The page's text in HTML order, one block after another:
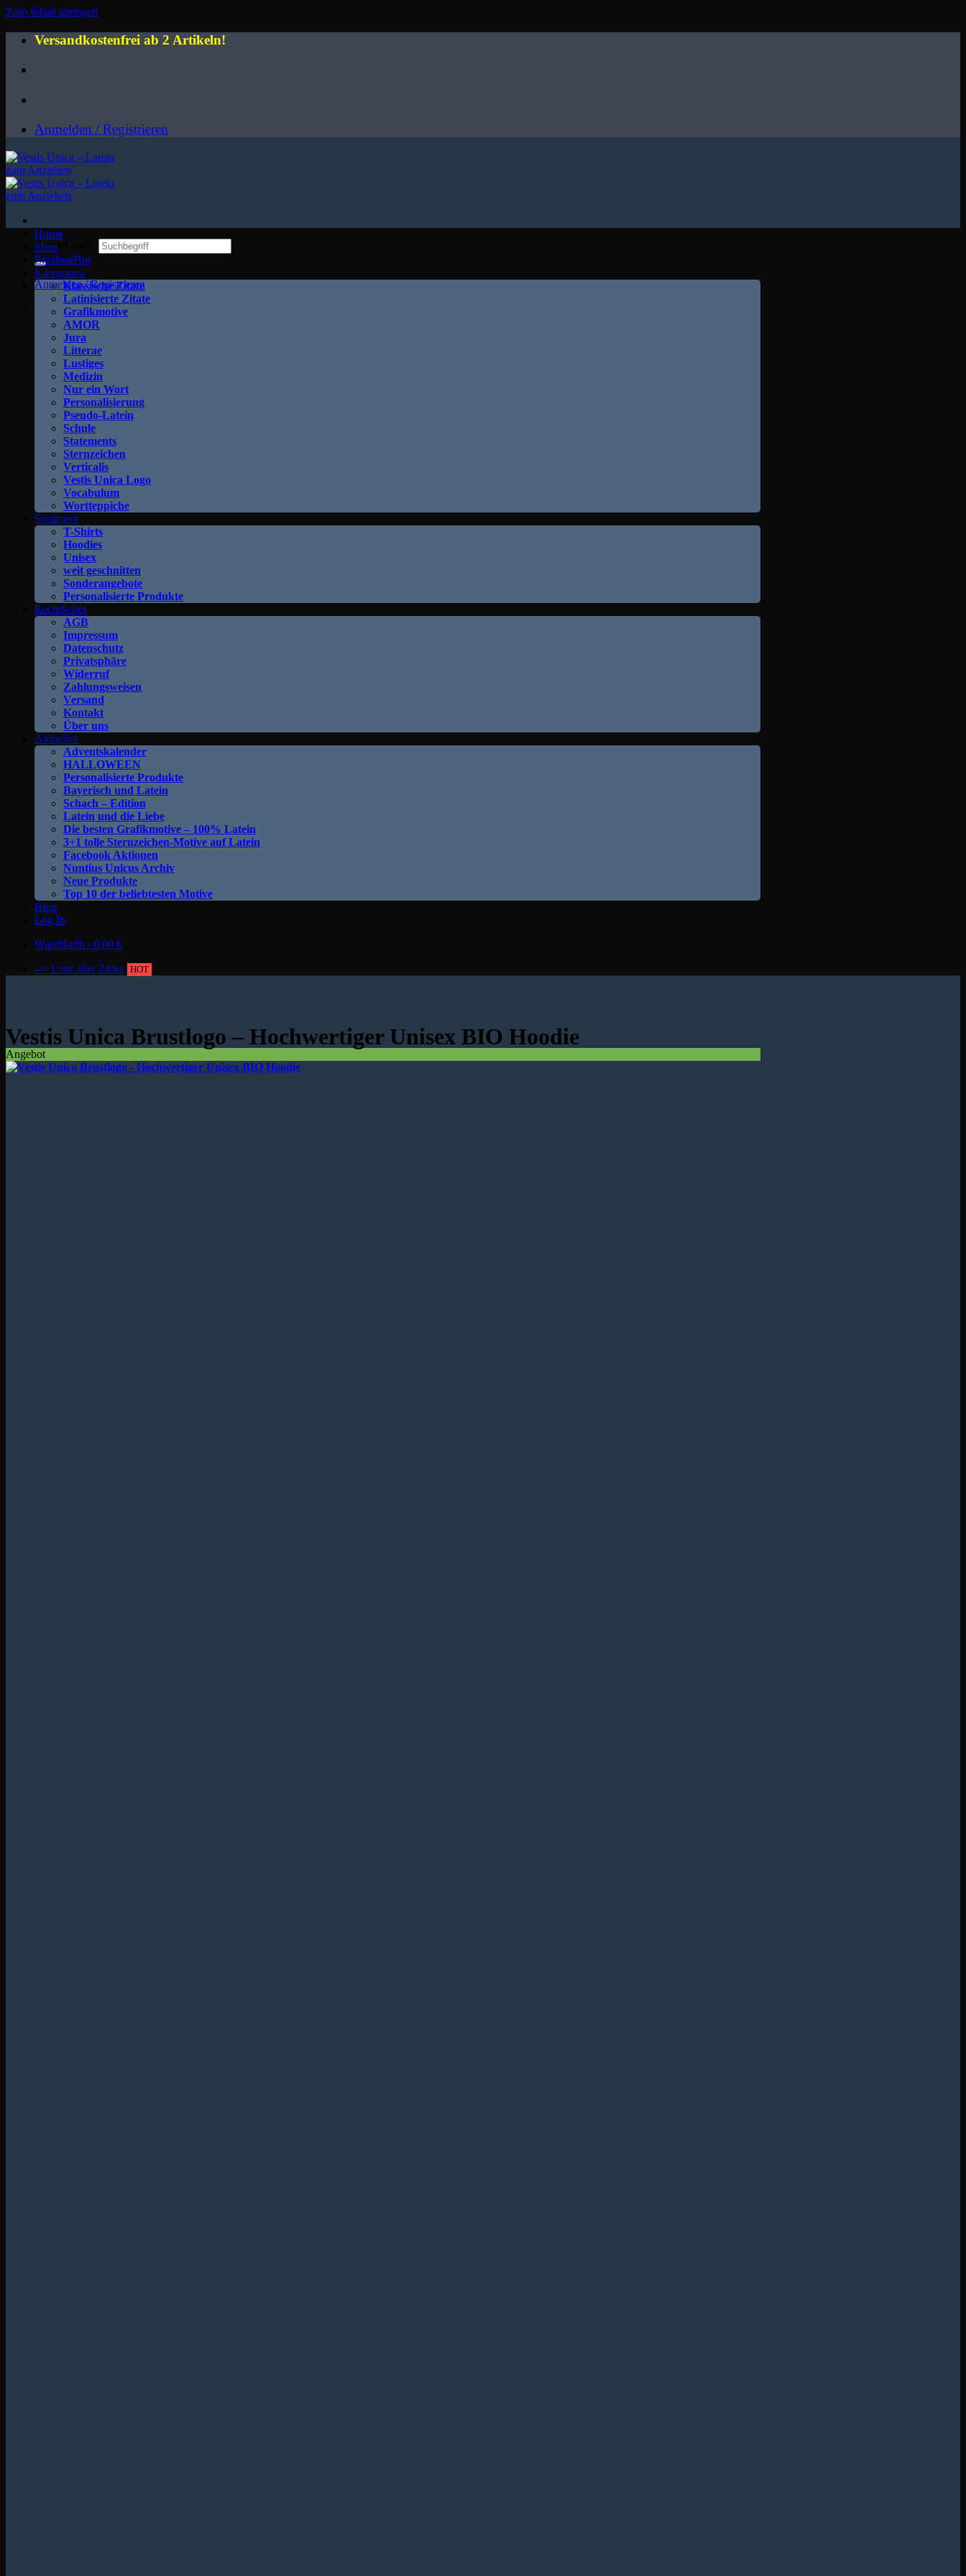
Zum Inhalt springen
Versandkostenfrei ab 2 Artikeln!
Anmelden / Registrieren
Suchen nach:
Anmelden / Registrieren
Home
Shop
Zitatliste
Kategorien
Klassische Zitate
Latinisierte Zitate
Grafikmotive
AMOR
Jura
Litterae
Lustiges
Medizin
Nur ein Wort
Personalisierung
Pseudo-Latein
Schule
Statements
Sternzeichen
Verticalis
Vestis Unica Logo
Vocabulum
Wortteppiche
Sortiment
T-Shirts
Hoodies
Unisex
weit geschnitten
Sonderangebote
Personalisierte Produkte
Rechtliches
AGB
Impressum
Datenschutz
Privatsphäre
Widerruf
Zahlungsweisen
Versand
Kontakt
Über uns
Aktuelles
Adventskalender
HALLOWEEN
Personalisierte Produkte
Bayerisch und Latein
Schach – Edition
Latein und die Liebe
Die besten Grafikmotive – 100% Latein
3+1 tolle Sternzeichen-Motive auf Latein
Facebook Aktionen
Nuntius Unicus Archiv
Neue Produkte
Top 10 der beliebtesten Motive
Blog
Log In
Warenkorb /0,00 €
--> Liste aller Zitate HOT
Vestis Unica Brustlogo – Hochwertiger Unisex BIO Hoodie
Angebot